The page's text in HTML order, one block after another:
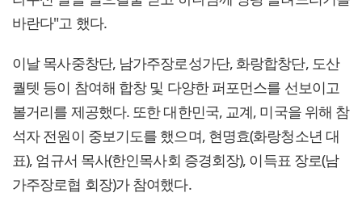
바란다"고 했다.
이날 목사중창단, 남가주장로성가단, 화랑합창단, 도산
퀄텟 등이 참여해 합창 및 다양한 퍼포먼스를 선보이고
볼거리를 제공했다. 또한 대한민국, 교계, 미국을 위해 참
석자 전원이 중보기도를 했으며, 현명효(화랑청소년 대
표), 엄규서 목사(한인목사회 증경회장), 이득표 장로(남
가주장로협 회장)가 참여했다.